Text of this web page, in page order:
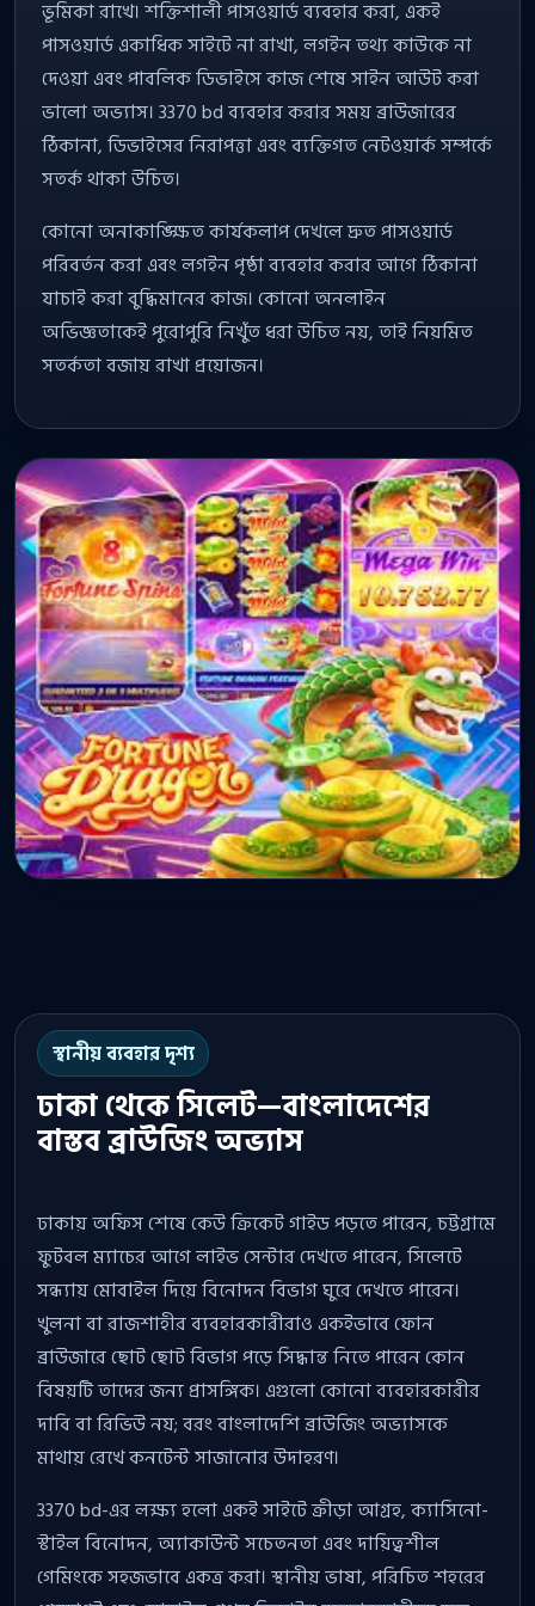
ভূমিকা রাখে। শক্তিশালী পাসওয়ার্ড ব্যবহার করা, একই
পাসওয়ার্ড একাধিক সাইটে না রাখা, লগইন তথ্য কাউকে না
দেওয়া এবং পাবলিক ডিভাইসে কাজ শেষে সাইন আউট করা
ভালো অভ্যাস। 3370 bd ব্যবহার করার সময় ব্রাউজারের
ঠিকানা, ডিভাইসের নিরাপত্তা এবং ব্যক্তিগত নেটওয়ার্ক সম্পর্কে
সতর্ক থাকা উচিত।
কোনো অনাকাঙ্ক্ষিত কার্যকলাপ দেখলে দ্রুত পাসওয়ার্ড
পরিবর্তন করা এবং লগইন পৃষ্ঠা ব্যবহার করার আগে ঠিকানা
যাচাই করা বুদ্ধিমানের কাজ। কোনো অনলাইন
অভিজ্ঞতাকেই পুরোপুরি নিখুঁত ধরা উচিত নয়, তাই নিয়মিত
সতর্কতা বজায় রাখা প্রয়োজন।
স্থানীয় ব্যবহার দৃশ্য
ঢাকা থেকে সিলেট—বাংলাদেশের
বাস্তব ব্রাউজিং অভ্যাস
ঢাকায় অফিস শেষে কেউ ক্রিকেট গাইড পড়তে পারেন, চট্টগ্রামে
ফুটবল ম্যাচের আগে লাইভ সেন্টার দেখতে পারেন, সিলেটে
সন্ধ্যায় মোবাইল দিয়ে বিনোদন বিভাগ ঘুরে দেখতে পারেন।
খুলনা বা রাজশাহীর ব্যবহারকারীরাও একইভাবে ফোন
ব্রাউজারে ছোট ছোট বিভাগ পড়ে সিদ্ধান্ত নিতে পারেন কোন
বিষয়টি তাদের জন্য প্রাসঙ্গিক। এগুলো কোনো ব্যবহারকারীর
দাবি বা রিভিউ নয়; বরং বাংলাদেশি ব্রাউজিং অভ্যাসকে
মাথায় রেখে কনটেন্ট সাজানোর উদাহরণ।
3370 bd-এর লক্ষ্য হলো একই সাইটে ক্রীড়া আগ্রহ, ক্যাসিনো-
স্টাইল বিনোদন, অ্যাকাউন্ট সচেতনতা এবং দায়িত্বশীল
গেমিংকে সহজভাবে একত্র করা। স্থানীয় ভাষা, পরিচিত শহরের